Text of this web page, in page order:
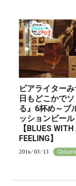
ビアライター
日もどこかで
る』6杯め～ブ
ッションビール
【BLUES WITH
FEELING】
2016/03/13